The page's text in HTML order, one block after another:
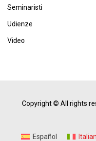
Seminaristi
Udienze
Video
Copyright © All rights
Español